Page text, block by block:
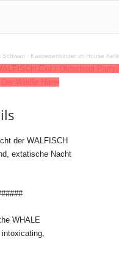
Schwan · Kassettenkinder im House
Exil / Oldschool Party
Der Weiße Hase
der WALFISCH
extatische Nacht
WHALE